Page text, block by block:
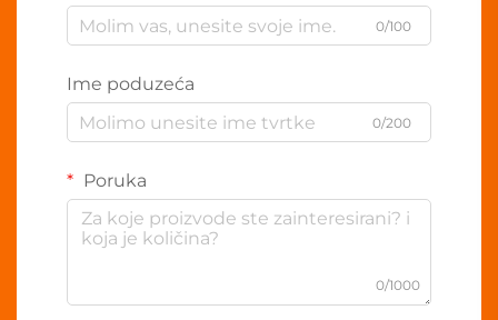
0/100
Ime poduzeća
0/200
Poruka
0/1000